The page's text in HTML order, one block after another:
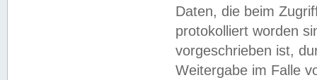
Daten, die beim
protokolliert worden
vorgeschrieben ist,
Weitergabe im Falle